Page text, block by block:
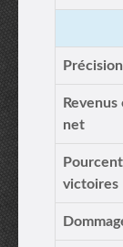
Précision
net
victoires